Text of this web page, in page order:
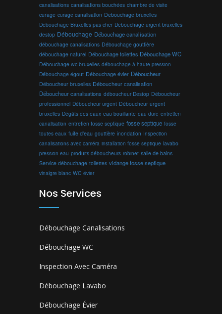
canalisations canalisations bouchées chambre de visite
curage curage canalisation Debouchage bruxelles
Debouchage Bruxelles pas cher Debouchage urgent bruxelles
destop Débouchage Débouchage canalisation
débouchage canalisations Débouchage gouttière
débouchage naturel Débouchage toilettes Débouchage WC
Débouchage wc bruxelles débouchage à haute pression
Débouchage égout Débouchage évier Déboucheur
Déboucheur bruxelles Déboucheur canalisation
Déboucheur canalisations déboucheur Destop Déboucheur
professionnel Déboucheur urgent Déboucheur urgent
bruxelles Dégâts des eaux eau bouillante eau dure entretien
canalisation entretien fosse septique fosse septique fosse
toutes eaux fuite d'eau gouttière inondation Inspection
canalisations avec caméra installation fosse septique lavabo
pression eau produits déboucheurs robinet salle de bains
Service débouchage toilettes vidange fosse septique
vinaigre blanc WC évier
Nos Services
Débouchage Canalisations
Débouchage WC
Inspection Avec Caméra
Débouchage Lavabo
Débouchage Évier